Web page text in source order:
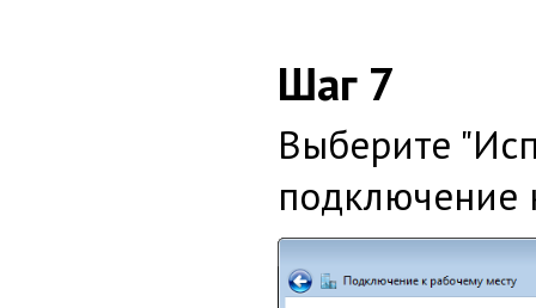
Шаг 7
Выберите
подключение